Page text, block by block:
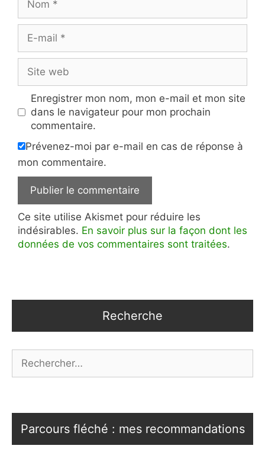
mail
web
Enregistrer mon nom, mon e-mail et mon site
dans le navigateur pour mon prochain
commentaire.
Prévenez-moi par e-mail en cas de réponse à
mon commentaire.
Ce site utilise Akismet pour réduire les
indésirables. En savoir plus sur la façon dont les
données de vos commentaires sont traitées.
Recherche
Parcours fléché : mes recommandations